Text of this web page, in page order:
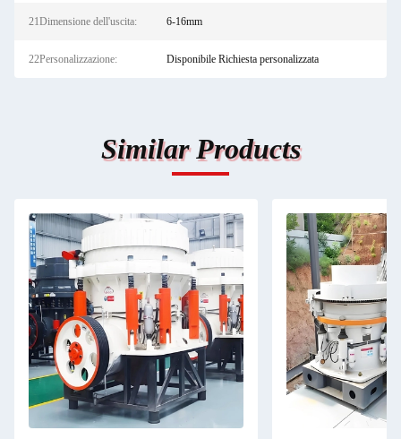
21Dimensione dell'uscita: 6-16mm
22Personalizzazione: Disponibile Richiesta personalizzata
Similar Products